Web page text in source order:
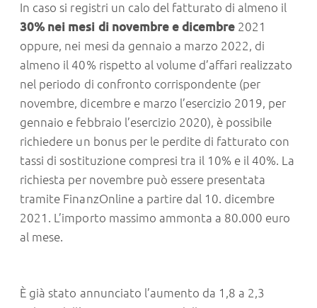
In caso si registri un calo del fatturato di almeno il
30% nei mesi di novembre e dicembre2021
oppure, nei mesi da gennaio a marzo 2022, di
almeno il 40% rispetto al volume d’affari realizzato
nel periodo di confronto corrispondente (per
novembre, dicembre e marzo l’esercizio 2019, per
gennaio e febbraio l’esercizio 2020), è possibile
richiedere un bonus per le perdite di fatturato con
tassi di sostituzione compresi tra il 10% e il 40%. La
richiesta per novembre può essere presentata
tramite FinanzOnline a partire dal 10. dicembre
2021. L’importo massimo ammonta a 80.000 euro
al mese.
È già stato annunciato l’aumento da 1,8 a 2,3